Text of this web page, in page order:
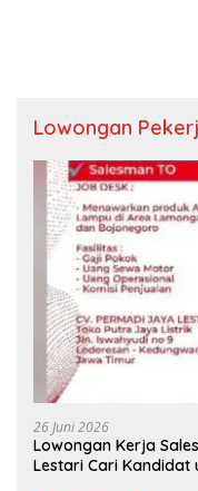
Lowongan
26 Juni 2026
Lowongan Kerja
Lestari Cari Kandidat